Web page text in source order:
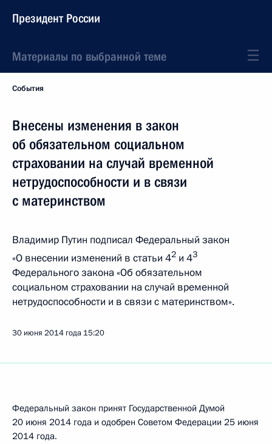
Президент России
Материалы по выбранной теме
События
Внесены изменения в закон
об обязательном социальном
страховании на случай временной
нетрудоспособности и в связи
с материнством
Владимир Путин подписал Федеральный закон
«О внесении изменений в статьи 42 и 43
Федерального закона «Об обязательном
социальном страховании на случай временной
нетрудоспособности и в связи с материнством».
30 июня 2014 года 15:20
Федеральный закон принят Государственной Думой
20 июня 2014 года и одобрен Советом Федерации 25 июня
2014 года.